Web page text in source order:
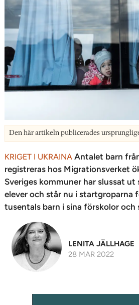
Den här artikeln publicerades
KRIGET I UKRAINA Antalet barn
registreras hos Migrationsverket
Sveriges kommuner har slussat
elever och står nu i startgroparna
tusentals barn i sina förskolor och
LENITA JÄLLHAGE
28 MAR 2022